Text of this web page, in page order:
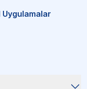
Uygulamalar